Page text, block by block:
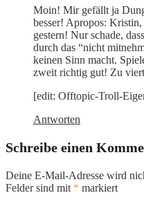
Moin! Mir gefällt ja
besser! Apropos: Kristin,
gestern! Nur schade,
durch das “nicht
keinen Sinn macht.
zweit richtig gut! Zu
[edit: Offtopic-Troll-
Antworten
Schreibe einen
Deine E-Mail-Adresse wird
Felder sind mit * markiert